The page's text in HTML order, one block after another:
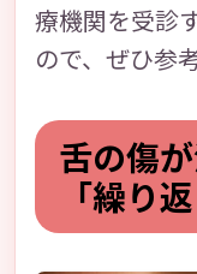
療機関を受診
ので、ぜひ参
舌の傷
「繰り